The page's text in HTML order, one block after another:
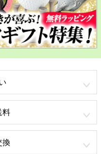
料
換